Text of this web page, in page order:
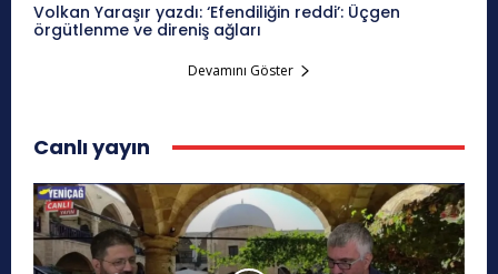
Volkan Yaraşır yazdı: ‘Efendiliğin reddi’: Üçgen
örgütlenme ve direniş ağları
Devamını Göster
Canlı yayın